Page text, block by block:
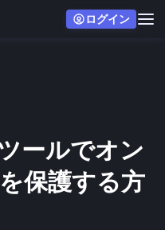
ログイン
ールでオン
保護する方